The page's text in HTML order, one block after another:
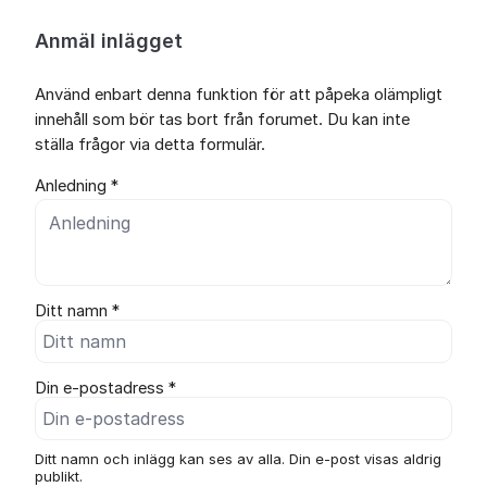
Anmäl inlägget
Använd enbart denna funktion för att påpeka olämpligt
innehåll som bör tas bort från forumet. Du kan inte
ställa frågor via detta formulär.
Anledning *
Ditt namn *
Din e-postadress *
Ditt namn och inlägg kan ses av alla. Din e-post visas aldrig
publikt.